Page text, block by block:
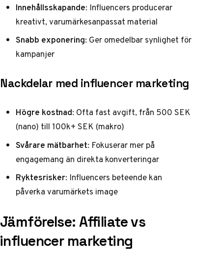
Innehållsskapande: Influencers producerar
kreativt, varumärkesanpassat material
Snabb exponering: Ger omedelbar synlighet för
kampanjer
Nackdelar med influencer marketing
Högre kostnad: Ofta fast avgift, från 500 SEK
(nano) till 100k+ SEK (makro)
Svårare mätbarhet: Fokuserar mer på
engagemang än direkta konverteringar
Ryktesrisker: Influencers beteende kan
påverka varumärkets image
Jämförelse: Affiliate vs
influencer marketing